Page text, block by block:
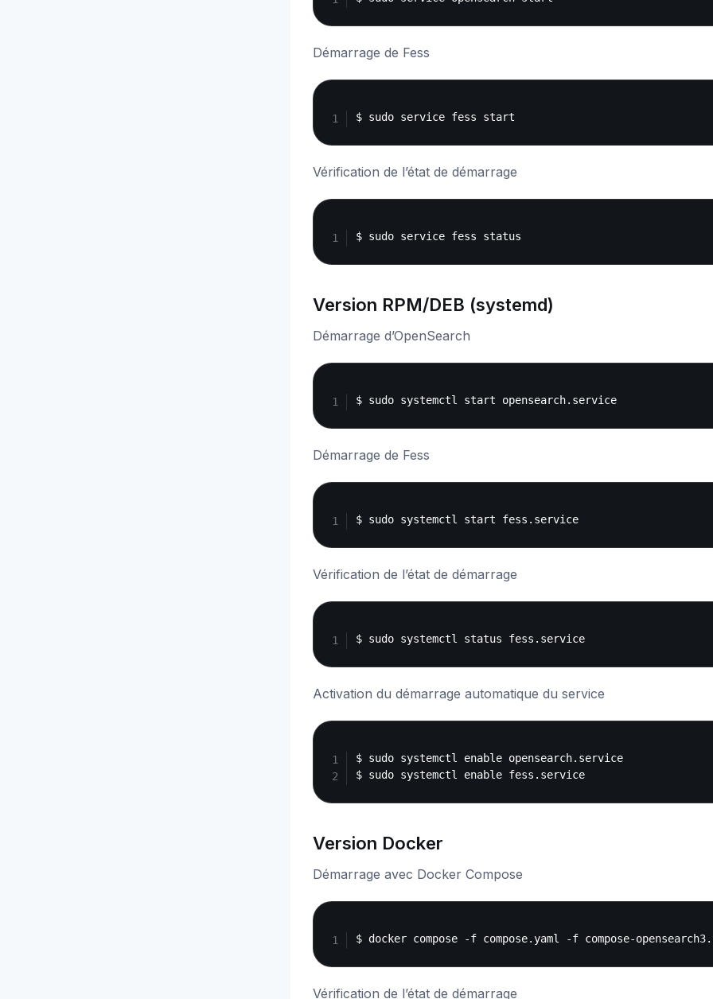
Démarrage de Fess
Vérification de l’état de démarrage
Version RPM/DEB (systemd)
Démarrage d’OpenSearch
$ sudo systemctl start opensearch.service
Démarrage de Fess
$ sudo systemctl start fess.service
Vérification de l’état de démarrage
$ sudo systemctl status fess.service
Activation du démarrage automatique du service
$ sudo systemctl enable opensearch.service
$ sudo systemctl enable fess.service
Version Docker
Démarrage avec Docker Compose
Vérification de l’état de démarrage